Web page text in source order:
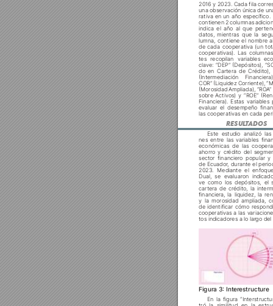

    
 
     

  
   
   


tes recopilan variables
  
    

  
 
   

 
evaluar el desempeño
RESULTADOS
Este estudio analizó
nes entre las variables
económicas de las
ahorro y crédito del
sector financiero popular
  

 
  
    
   
   
   
de identificar cómo
cooperativas a las v


  